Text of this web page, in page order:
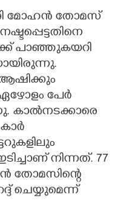
മോഹൻ തോമസ്
പാഞ്ഞുകയറി
പേർ
കാൽനടക്കാരെ
കാർ
നിന്നത്. 77
തോമസിന്റെ
ചെയ്യുമെന്ന്